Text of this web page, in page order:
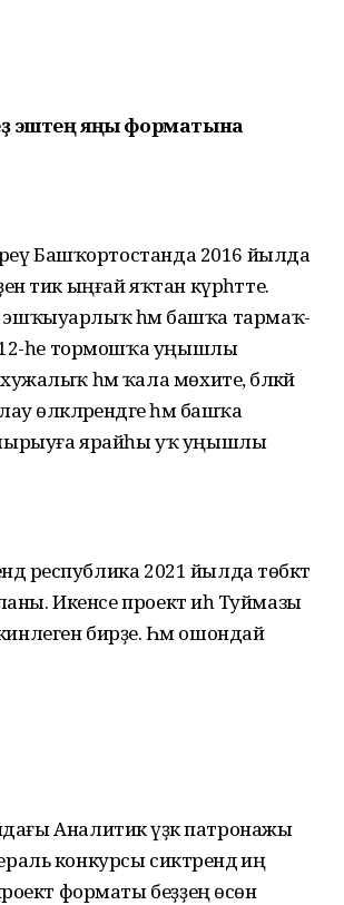
эштең яңы форматына
Башҡорт­останда 2016 йылда
тик ыңғай яҡтан күрһәтте.
эшҡыуарлыҡ һәм башҡа тармаҡ­
12-һе тормошҡа уңышлы
һәм ҡала мөхите, бәләкәй
һәм башҡа
ярайһы уҡ уңышлы
республика 2021 йылда төбәктә
Икенсе проект иһә Туймазы
бирҙе. Һәм ошондай
Аналитик үҙәк патронажы
конкурсы сиктәрендә иң
форматы беҙҙең өсөн